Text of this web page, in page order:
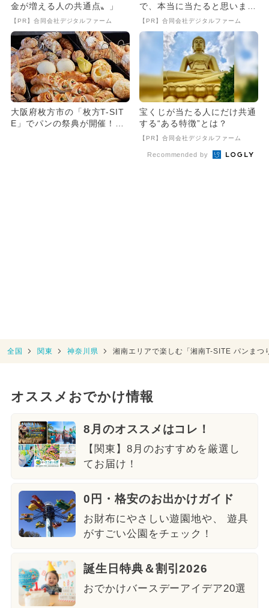
金が増える人の共通点〟」
【PR】合同会社デジタルファーム
で、本当に当たると思います
か
【PR】合同会社デジタルファーム
大阪府枚方市の「枚方T-SIT
E」でパンの祭典が開催！
宝くじが当たる人にだけ共通
する“ある特徴”とは？
【PR】合同会社デジタルファーム
Recommended by
全国 関東 神奈川県 湘南エリアで楽しむ「湘南T-SITE パンま
オススメおでかけ情報
8月のオススメはコレ！
【関東】8月のおすすめを厳選し
てお届け！
0円・格安のお出かけガイド
お財布にやさしい遊園地や、 遊具
がすごい公園をチェック！
誕生日特典＆割引2026
おでかけバースデーアイデア20選